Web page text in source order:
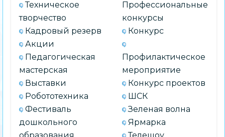
Техническое
творчество
Кадровый резерв
Акции
Педагогическая
мастерская
Выставки
Робототехника
Фестиваль
дошкольного
Профессиональные
конкурсы
Конкурс
Профилактическое
мероприятие
Конкурс проектов
ШСК
Зеленая волна
Ярмарка